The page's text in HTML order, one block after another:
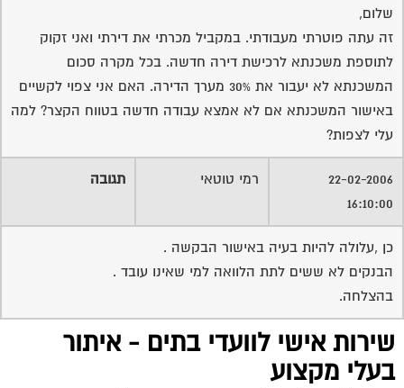
שלום,
זה עתה פוטרתי מעבודתי. במקביל מכרתי את דירתי ואני זקוק
לתוספת משכנתא לרכישת דירה חדשה. בכל מקרה סכום
המשכנתא לא יעבור את 30% מערך הדירה. האם אני צפוי לקשיים
באישור המשכנתא אם לא אמצא עבודה חדשה בטווח הקצר? למה
עלי לצפות?
22-02-2006
16:10:00
רמי טוטאי תגובה
כן ,עלולה להיות בעיה באישור הבקשה .
הבנקים לא ששים לתת הלוואה למי שאינו עובד .
בהצלחה.
שירות אישי לוועדי בתים - איתור
בעלי מקצוע